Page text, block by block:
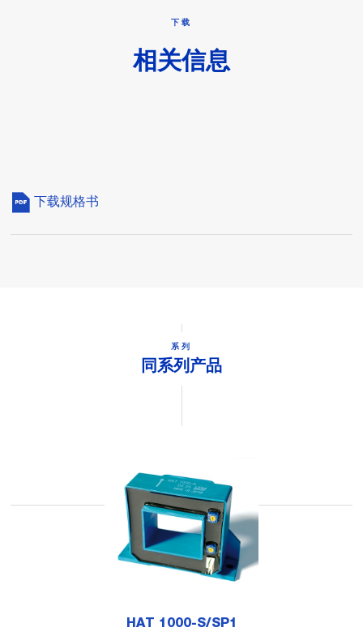
下载
相关信息
下载规格书
系列
同系列产品
HAT 1000-S/SP1